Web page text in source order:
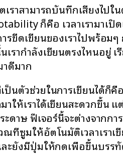
เราสามารถบันทึกเสียงไปใ
ก็คือ เวลาเรามาเปิ
รขีดเขียนของเราไปพร้อม
รากำลังเขียนตรงไหนอยู่ เ
ดีมาก
นตัวช่วยในการเขียนได้ก็
ให้เราได้เขียนสะดวกขึ้น
ดาษ ฟีเจอร์นี้จะต่างจากกา
ที่ซูมให้อัตโนมัติเวลาเราเ
ะยังมีปุ่มให้กดเพื่อขึ้นบรร